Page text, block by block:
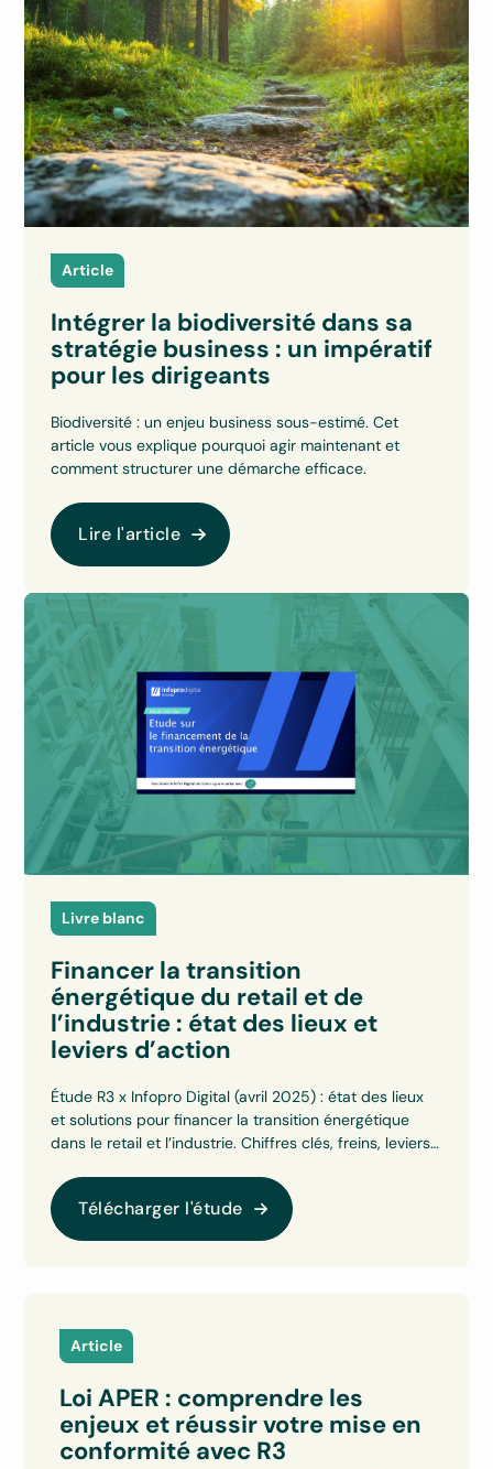
Article
Loi APER : comprendre les
enjeux et réussir votre mise en
conformité avec R3
Article
Intégrer la biodiversité dans sa
stratégie business : un impératif
pour les dirigeants
Biodiversité : un enjeu business sous-estimé. Cet
article vous explique pourquoi agir maintenant et
comment structurer une démarche efficace.
Lire l'article
Livre blanc
Financer la transition
énergétique du retail et de
l’industrie : état des lieux et
leviers d’action
Étude R3 x Infopro Digital (avril 2025) : état des lieux
et solutions pour financer la transition énergétique
dans le retail et l’industrie. Chiffres clés, freins, leviers
Télécharger l'étude